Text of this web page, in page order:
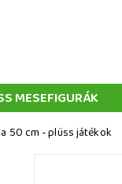
MESEFIGURÁK
ÜZLETI FELTÉTELEK
50 cm - plüss játékok